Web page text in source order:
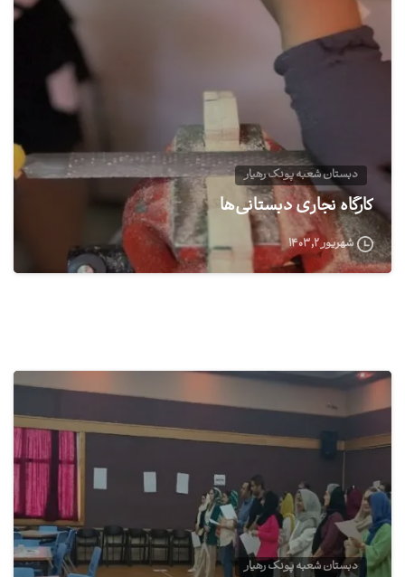
0
دبستان شعبه پونک رهیار
کارگاه نجاری دبستانی‌ها
شهریور ۲, ۱۴۰۳
دبستان شعبه پونک رهیار